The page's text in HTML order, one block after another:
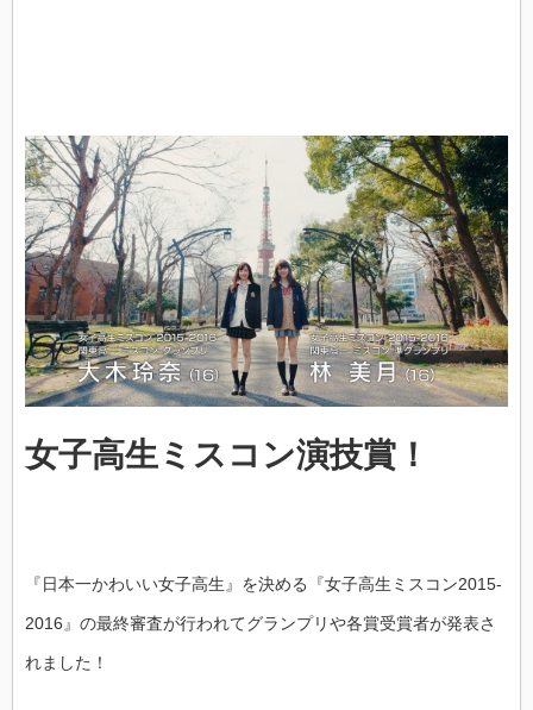
女子高生ミスコン演技賞！
『日本一かわいい女子高生』を決める『女子高生ミスコン2015‐
2016』の最終審査が行われてグランプリや各賞受賞者が発表さ
れました！